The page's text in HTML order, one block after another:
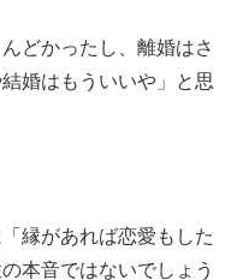
どかったし、離婚はさ
婚はもういいや」と思
縁があれば恋愛もした
本音ではないでしょう